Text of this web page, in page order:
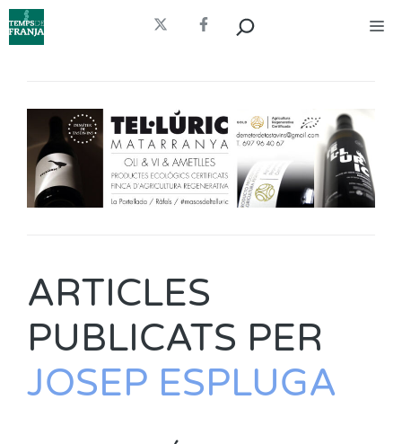
Vés
al
ARTICLES
PUBLICATS PER
JOSEP ESPLUGA